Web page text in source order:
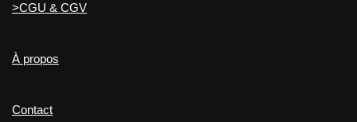
>CGU & CGV
À propos
Contact